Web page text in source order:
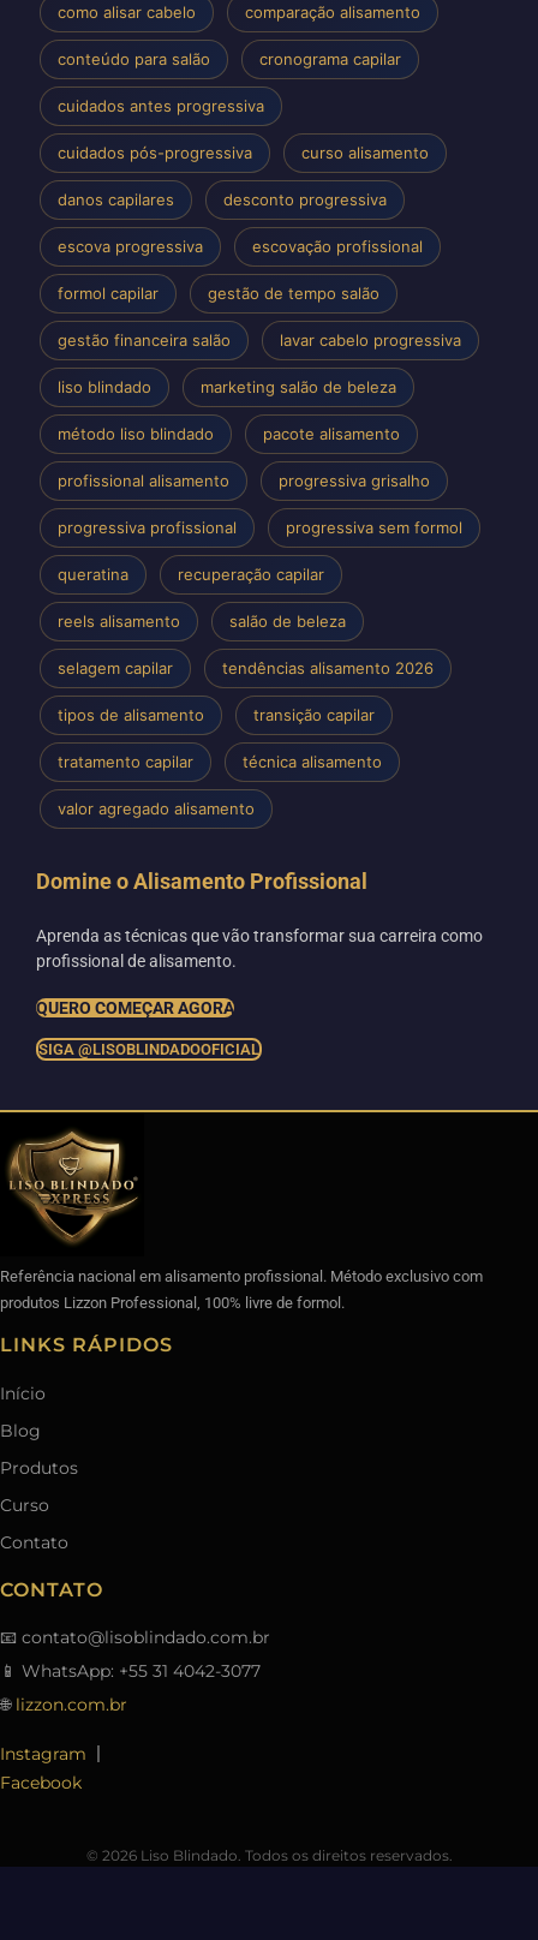
como alisar cabelo comparação alisamento
conteúdo para salão cronograma capilar
cuidados antes progressiva
cuidados pós-progressiva curso alisamento
danos capilares desconto progressiva
escova progressiva escovação profissional
formol capilar gestão de tempo salão
gestão financeira salão lavar cabelo progressiva
liso blindado marketing salão de beleza
método liso blindado pacote alisamento
profissional alisamento progressiva grisalho
progressiva profissional progressiva sem formol
queratina recuperação capilar
reels alisamento salão de beleza
selagem capilar tendências alisamento 2026
tipos de alisamento transição capilar
tratamento capilar técnica alisamento
valor agregado alisamento
Domine o Alisamento Profissional
Aprenda as técnicas que vão transformar sua carreira como
profissional de alisamento.
QUERO COMEÇAR AGORA
SIGA @LISOBLINDADOOFICIAL
Referência nacional em alisamento profissional. Método exclusivo com
produtos Lizzon Professional, 100% livre de formol.
LINKS RÁPIDOS
Início
Blog
Produtos
Curso
Contato
CONTATO
📧 contato@lisoblindado.com.br
📱 WhatsApp: +55 31 4042-3077
🌐 lizzon.com.br
Instagram
Facebook
© 2026 Liso Blindado. Todos os direitos reservados.